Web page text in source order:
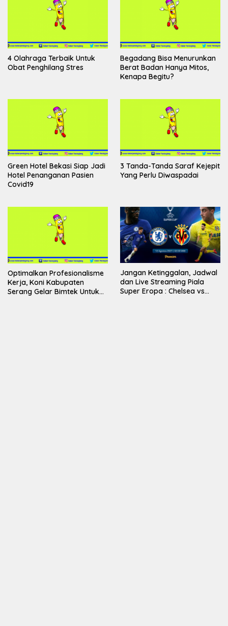
4 Olahraga Terbaik Untuk
Obat Penghilang Stres
Begadang Bisa Menurunkan
Berat Badan Hanya Mitos,
Kenapa Begitu?
Green Hotel Bekasi Siap Jadi
Hotel Penanganan Pasien
Covid19
3 Tanda-Tanda Saraf Kejepit
Yang Perlu Diwaspadai
Optimalkan Profesionalisme
Kerja, Koni Kabupaten
Serang Gelar Bimtek Untuk
Jangan Ketinggalan, Jadwal
dan Live Streaming Piala
Super Eropa : Chelsea vs